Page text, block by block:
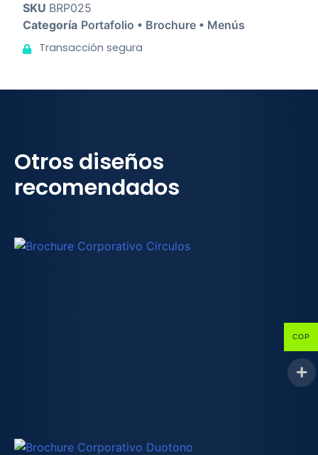
SKU BRP025
Categoría Portafolio • Brochure • Menús
Transacción segura
Otros diseños
recomendados
COP